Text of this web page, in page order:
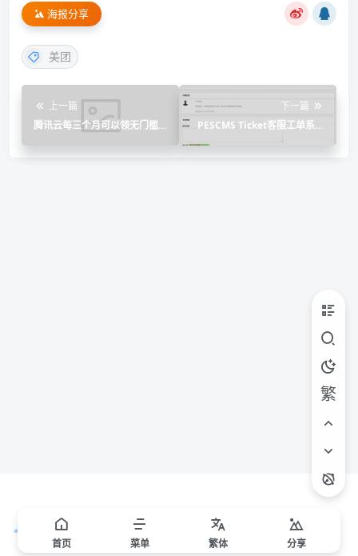
海报分享
美团
上一篇
腾讯云每三个月可以领无门槛
下一篇
PESCMS Ticket客服工单系统
繁
首页 菜单 繁体 分享